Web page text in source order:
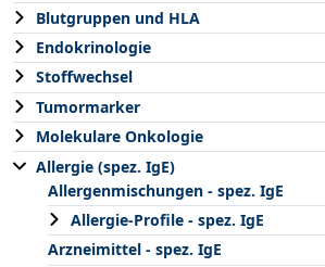
Blutgruppen und HLA
Endokrinologie
Stoffwechsel
Tumormarker
Molekulare Onkologie
Allergie (spez. IgE)
Allergenmischungen - spez. IgE
Allergie-Profile - spez. IgE
Arzneimittel - spez. IgE